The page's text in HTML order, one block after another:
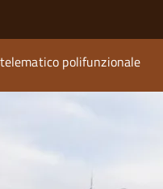
polifunzionale